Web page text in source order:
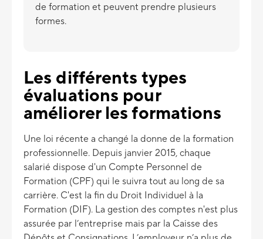
de formation et peuvent prendre plusieurs
formes.
Les différents types
évaluations pour
améliorer les formations
Une loi récente a changé la donne de la formation
professionnelle. Depuis janvier 2015, chaque
salarié dispose d'un Compte Personnel de
Formation (CPF) qui le suivra tout au long de sa
carrière. C'est la fin du Droit Individuel à la
Formation (DIF). La gestion des comptes n'est plus
assurée par l’entreprise mais par la Caisse des